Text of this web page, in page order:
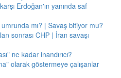
Erdoğan'ın yanında saf
mı? | Savaş bitiyor mu?
sonrası CHP | İran savaşı
ne kadar inandırıcı?
olarak göstermeye çalışanlar